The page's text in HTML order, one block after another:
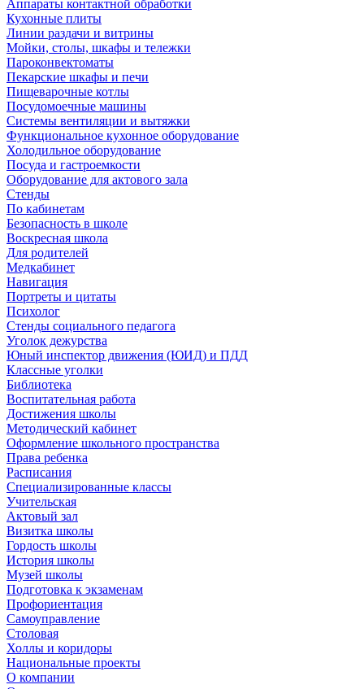
Аппараты контактной обработки
Кухонные плиты
Линии раздачи и витрины
Мойки, столы, шкафы и тележки
Пароконвектоматы
Пекарские шкафы и печи
Пищеварочные котлы
Посудомоечные машины
Системы вентиляции и вытяжки
Функциональное кухонное оборудование
Холодильное оборудование
Посуда и гастроемкости
Оборудование для актового зала
Стенды
По кабинетам
Безопасность в школе
Воскресная школа
Для родителей
Медкабинет
Навигация
Портреты и цитаты
Психолог
Стенды социального педагога
Уголок дежурства
Юный инспектор движения (ЮИД) и ПДД
Классные уголки
Библиотека
Воспитательная работа
Достижения школы
Методический кабинет
Оформление школьного пространства
Права ребенка
Расписания
Специализированные классы
Учительская
Актовый зал
Визитка школы
Гордость школы
История школы
Музей школы
Подготовка к экзаменам
Профориентация
Самоуправление
Столовая
Холлы и коридоры
Национальные проекты
О компании